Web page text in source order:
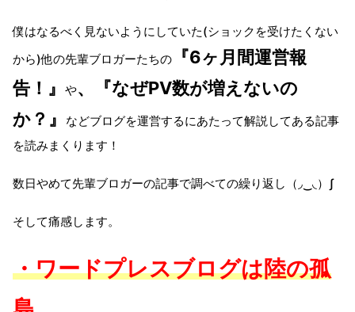
僕はなるべく見ないようにしていた(ショックを受けたくない
から)他の先輩ブロガーたちの
『6ヶ月間運営報
告！』
や、『なぜPV数が増えないの
か？』
などブログを運営するにあたって解説してある記事
を読みまくります！
数日やめて先輩ブロガーの記事で調べての繰り返し（◞‿◟）ʃ
そして痛感します。
・ワードプレスブログは陸の孤